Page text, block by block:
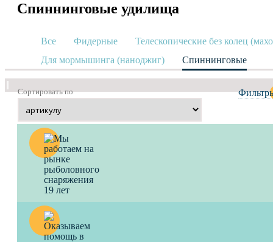
Спиннинговые удилища
Все Фидерные
Телескопические без колец
Для мормышинга (наноджиг)
Спиннинговые
Сортировать по